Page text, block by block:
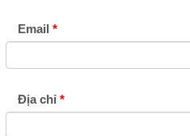
Email
Địa chỉ